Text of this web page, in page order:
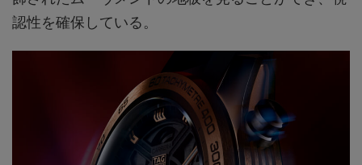
認性を確保している。